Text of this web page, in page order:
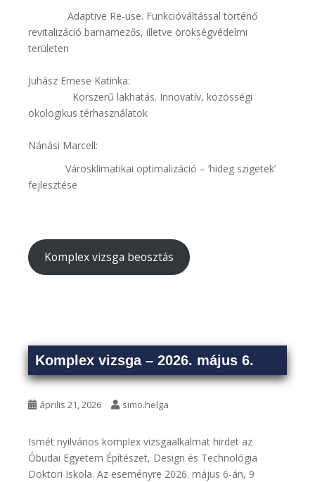
Adaptive Re-use. Funkcióváltással történő
revitalizáció barnamezős, illetve örökségvédelmi
területen
Juhász Emese Katinka:
Korszerű lakhatás. Innovatív, közösségi
ökologikus térhasználatok
Nánási Marcell:
Városklimatikai optimalizáció – ’hideg szigetek’
fejlesztése
Komplex vizsga beosztás
Komplex vizsga – 2026. május 6.
április 21, 2026 simo.helga
Ismét nyilvános komplex vizsgaalkalmat hirdet az
Óbudai Egyetem Építészet, Design és Technológia
Doktori Iskola. Az eseményre 2026. május 6-án, 9